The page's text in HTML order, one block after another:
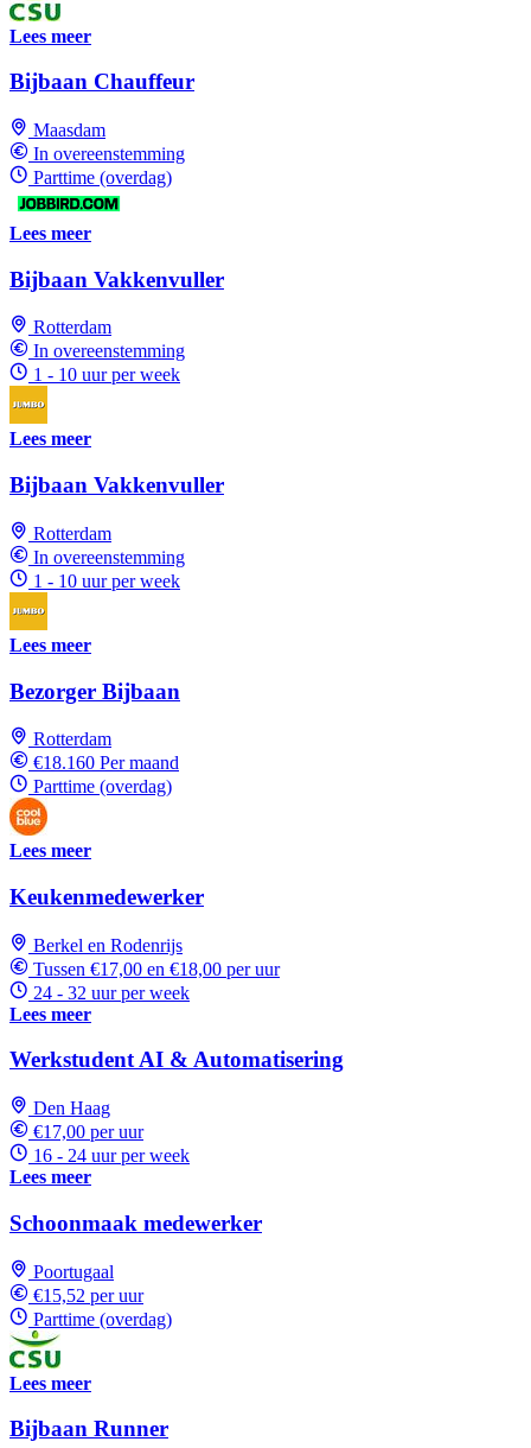
Lees meer
Bijbaan Chauffeur
Maasdam
In overeenstemming
Parttime (overdag)
Lees meer
Bijbaan Vakkenvuller
Rotterdam
In overeenstemming
1 - 10 uur per week
Lees meer
Bijbaan Vakkenvuller
Rotterdam
In overeenstemming
1 - 10 uur per week
Lees meer
Bezorger Bijbaan
Rotterdam
€18.160 Per maand
Parttime (overdag)
Lees meer
Keukenmedewerker
Berkel en Rodenrijs
Tussen €17,00 en €18,00 per uur
24 - 32 uur per week
Lees meer
Werkstudent AI & Automatisering
Den Haag
€17,00 per uur
16 - 24 uur per week
Lees meer
Schoonmaak medewerker
Poortugaal
€15,52 per uur
Parttime (overdag)
Lees meer
Bijbaan Runner